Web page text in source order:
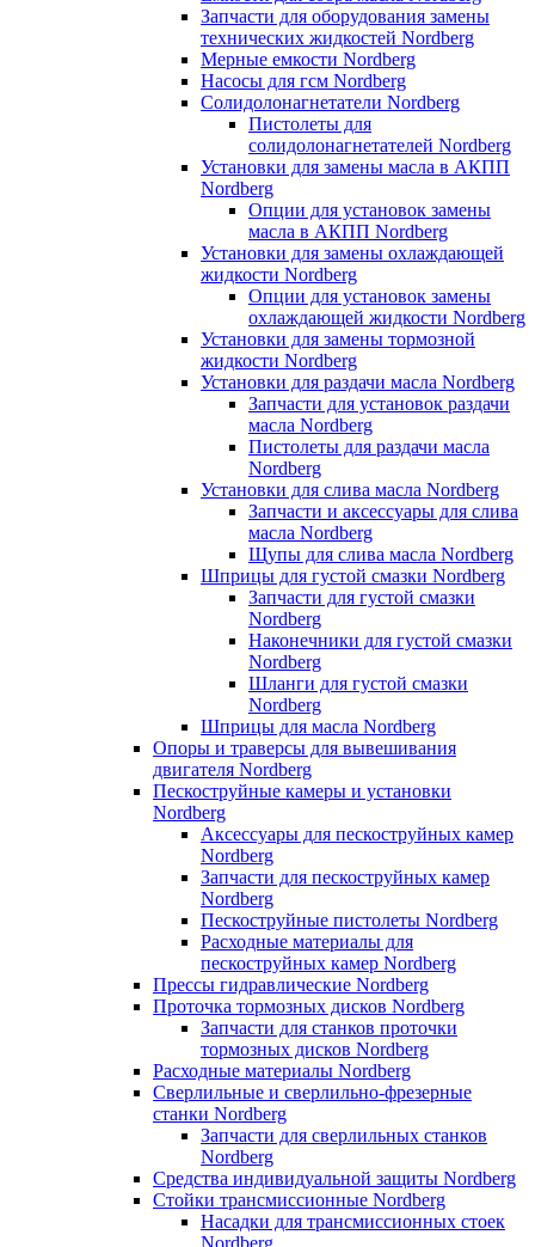
Запчасти для оборудования замены
технических жидкостей Nordberg
Мерные емкости Nordberg
Насосы для гсм Nordberg
Солидолонагнетатели Nordberg
Пистолеты для
солидолонагнетателей Nordberg
Установки для замены масла в АКПП
Nordberg
Опции для установок замены
масла в АКПП Nordberg
Установки для замены охлаждающей
жидкости Nordberg
Опции для установок замены
охлаждающей жидкости Nordberg
Установки для замены тормозной
жидкости Nordberg
Установки для раздачи масла Nordberg
Запчасти для установок раздачи
масла Nordberg
Пистолеты для раздачи масла
Nordberg
Установки для слива масла Nordberg
Запчасти и аксессуары для слива
масла Nordberg
Щупы для слива масла Nordberg
Шприцы для густой смазки Nordberg
Запчасти для густой смазки
Nordberg
Наконечники для густой смазки
Nordberg
Шланги для густой смазки
Nordberg
Шприцы для масла Nordberg
Опоры и траверсы для вывешивания
двигателя Nordberg
Пескоструйные камеры и установки
Nordberg
Аксессуары для пескоструйных камер
Nordberg
Запчасти для пескоструйных камер
Nordberg
Пескоструйные пистолеты Nordberg
Расходные материалы для
пескоструйных камер Nordberg
Прессы гидравлические Nordberg
Проточка тормозных дисков Nordberg
Запчасти для станков проточки
тормозных дисков Nordberg
Расходные материалы Nordberg
Сверлильные и сверлильно-фрезерные
станки Nordberg
Запчасти для сверлильных станков
Nordberg
Средства индивидуальной защиты Nordberg
Стойки трансмиссионные Nordberg
Насадки для трансмиссионных стоек
Nordberg